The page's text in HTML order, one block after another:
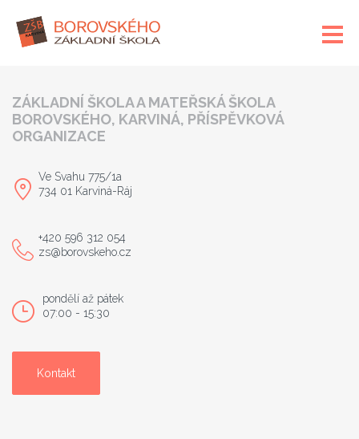
ZÁKLADNÍ ŠKOLA A MATEŘSKÁ ŠKOLA
BOROVSKÉHO, KARVINÁ, PŘÍSPĚVKOVÁ
ORGANIZACE
Ve Svahu 775/1a
734 01 Karviná-Ráj
+420 596 312 054
zs@borovskeho.cz
pondělí až pátek
07:00 - 15:30
Kontakt